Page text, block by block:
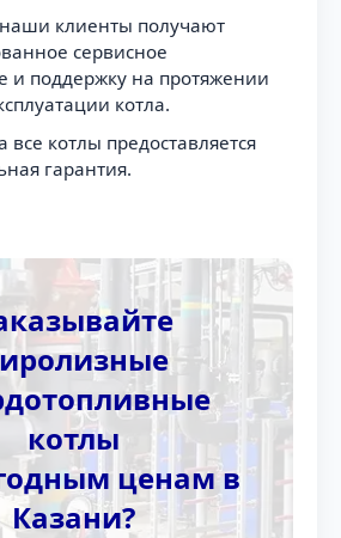
клиенты получают
сервисное
и поддержку на протяжении
котла.
все котлы предоставляется
гарантия.
котлы
ценам в
Казани?